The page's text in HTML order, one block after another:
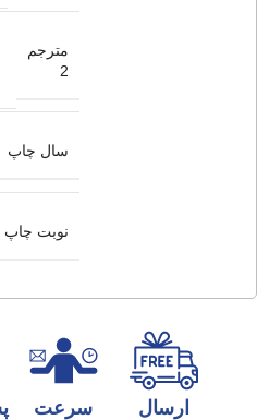
مترجم
2
سال چاپ
نوبت چاپ
ارسال
سرعت